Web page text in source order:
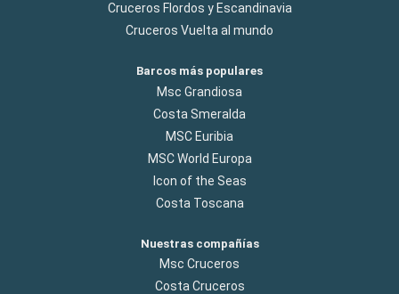
Cruceros Flordos y Escandinavia
Cruceros Vuelta al mundo
Barcos más populares
Msc Grandiosa
Costa Smeralda
MSC Euribia
MSC World Europa
Icon of the Seas
Costa Toscana
Nuestras compañías
Msc Cruceros
Costa Cruceros